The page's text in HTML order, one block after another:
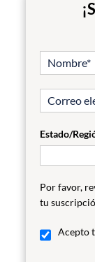
Estado/
Por favor,
tu
Acepto